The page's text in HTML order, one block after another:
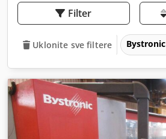
Filter
Uklonite sve filtere Bystronic